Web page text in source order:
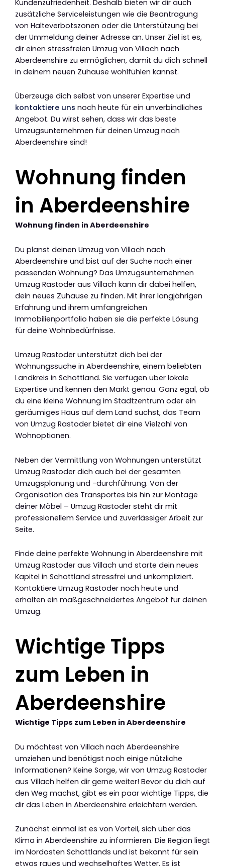
Kundenzufriedenheit. Deshalb bieten wir dir auch
zusätzliche Serviceleistungen wie die Beantragung
von Halteverbotszonen oder die Unterstützung bei
der Ummeldung deiner Adresse an. Unser Ziel ist es,
dir einen stressfreien Umzug von Villach nach
Aberdeenshire zu ermöglichen, damit du dich schnell
in deinem neuen Zuhause wohlfühlen kannst.
Überzeuge dich selbst von unserer Expertise und
kontaktiere uns noch heute für ein unverbindliches
Angebot. Du wirst sehen, dass wir das beste
Umzugsunternehmen für deinen Umzug nach
Aberdeenshire sind!
Wohnung finden
in Aberdeenshire
Wohnung finden in Aberdeenshire
Du planst deinen Umzug von Villach nach
Aberdeenshire und bist auf der Suche nach einer
passenden Wohnung? Das Umzugsunternehmen
Umzug Rastoder aus Villach kann dir dabei helfen,
dein neues Zuhause zu finden. Mit ihrer langjährigen
Erfahrung und ihrem umfangreichen
Immobilienportfolio haben sie die perfekte Lösung
für deine Wohnbedürfnisse.
Umzug Rastoder unterstützt dich bei der
Wohnungssuche in Aberdeenshire, einem beliebten
Landkreis in Schottland. Sie verfügen über lokale
Expertise und kennen den Markt genau. Ganz egal, ob
du eine kleine Wohnung im Stadtzentrum oder ein
geräumiges Haus auf dem Land suchst, das Team
von Umzug Rastoder bietet dir eine Vielzahl von
Wohnoptionen.
Neben der Vermittlung von Wohnungen unterstützt
Umzug Rastoder dich auch bei der gesamten
Umzugsplanung und -durchführung. Von der
Organisation des Transportes bis hin zur Montage
deiner Möbel – Umzug Rastoder steht dir mit
professionellem Service und zuverlässiger Arbeit zur
Seite.
Finde deine perfekte Wohnung in Aberdeenshire mit
Umzug Rastoder aus Villach und starte dein neues
Kapitel in Schottland stressfrei und unkompliziert.
Kontaktiere Umzug Rastoder noch heute und
erhalten ein maßgeschneidertes Angebot für deinen
Umzug.
Wichtige Tipps
zum Leben in
Aberdeenshire
Wichtige Tipps zum Leben in Aberdeenshire
Du möchtest von Villach nach Aberdeenshire
umziehen und benötigst noch einige nützliche
Informationen? Keine Sorge, wir von Umzug Rastoder
aus Villach helfen dir gerne weiter! Bevor du dich auf
den Weg machst, gibt es ein paar wichtige Tipps, die
dir das Leben in Aberdeenshire erleichtern werden.
Zunächst einmal ist es von Vorteil, sich über das
Klima in Aberdeenshire zu informieren. Die Region liegt
im Nordosten Schottlands und ist bekannt für sein
etwas raues und wechselhaftes Wetter. Es ist